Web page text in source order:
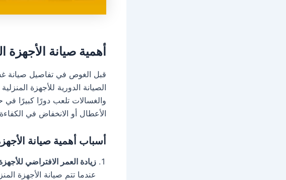
أهمية صيانة الأجهزة
قبل الغوص في تفاصيل صيانة
الصيانة الدورية للأجهزة
والغسالات تلعب دورًا كبيرًا في
الأعطال أو الانخفاض في
أسباب أهمية صيانة
زيادة العمر الافتراضي
عندما تتم صيانة الأجهزة